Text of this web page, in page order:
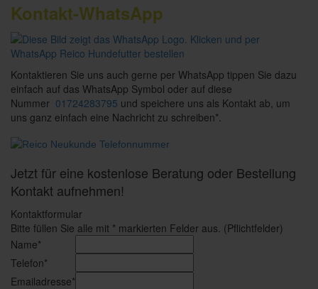
Kontakt-WhatsApp
Kontaktieren Sie uns auch gerne per WhatsApp tippen Sie dazu
einfach auf das WhatsApp Symbol oder auf diese
Nummer 01724283795 und speichere uns als Kontakt ab, um
uns ganz einfach eine Nachricht zu schreiben*.
Jetzt für eine kostenlose Beratung oder Bestellung
Kontakt aufnehmen!
Kontaktformular
Bitte füllen Sie alle mit * markierten Felder aus. (Pflichtfelder)
Name*
Telefon*
Emailadresse*